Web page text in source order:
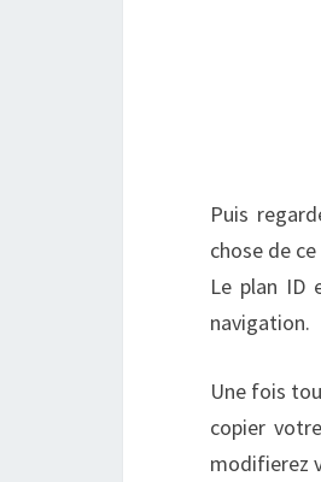
Puis
chose de
Le plan ID
navigation.
Une fois
copier
modifierez